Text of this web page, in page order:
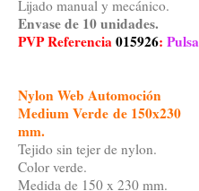
Lijado manual y mecánico.
Envase de 10 unidades.
PVP Referencia015926:
Nylon Web Automoción
Medium Verde de 150x230
mm.
Tejido sin tejer de nylon.
Color verde.
Medida de 150 x 230 mm.